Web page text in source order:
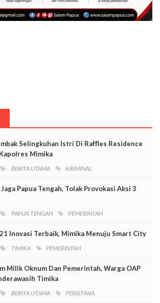
Selingkuhan Istri Di Raffles Residence
Mimika
BERITA UTAMA KRIMINAL
Papua Tengah, Tolak Provokasi Aksi 3
PAPUA TENGAH PEMERINTAH
Inovasi Terbaik, Mimika Menuju Smart City
TIMIKA PEMERINTAH
Milik Oknum Dan Pemerintah, Warga OAP
Timika
BERITA UTAMA PERISTIWA